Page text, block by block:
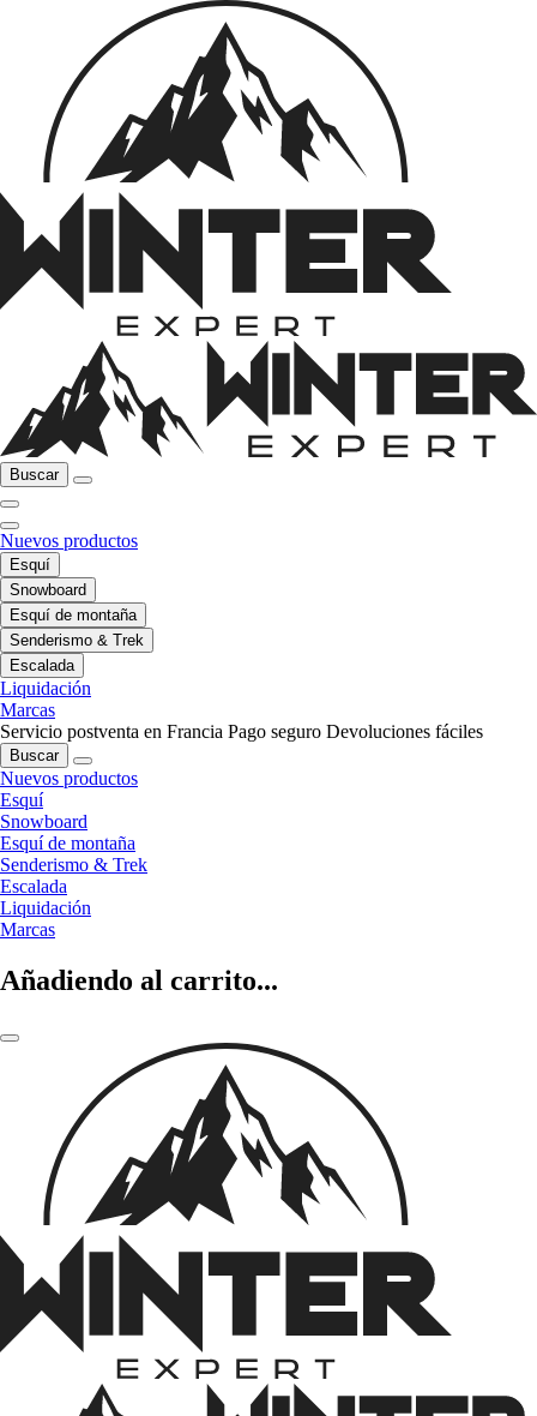
Buscar
Nuevos productos
Esquí
Snowboard
Esquí de montaña
Senderismo & Trek
Escalada
Liquidación
Marcas
Servicio postventa en Francia Pago seguro Devoluciones fáciles
Buscar
Nuevos productos
Esquí
Snowboard
Esquí de montaña
Senderismo & Trek
Escalada
Liquidación
Marcas
Añadiendo al carrito...